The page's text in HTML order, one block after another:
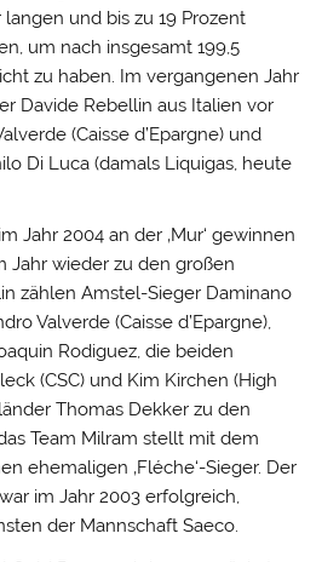
und bis zu 19 Prozent
um nach insgesamt 199,5
zu haben. Im vergangenen Jahr
Davide Rebellin aus Italien vor
(Caisse d’Epargne) und
Di Luca (damals Liquigas, heute
Jahr 2004 an der ‚Mur‘ gewinnen
Jahr wieder zu den großen
zählen Amstel-Sieger Daminano
Valverde (Caisse d’Epargne),
Rodiguez, die beiden
(CSC) und Kim Kirchen (High
Thomas Dekker zu den
Team Milram stellt mit dem
ehemaligen ‚Fléche‘-Sieger. Der
im Jahr 2003 erfolgreich,
der Mannschaft Saeco.